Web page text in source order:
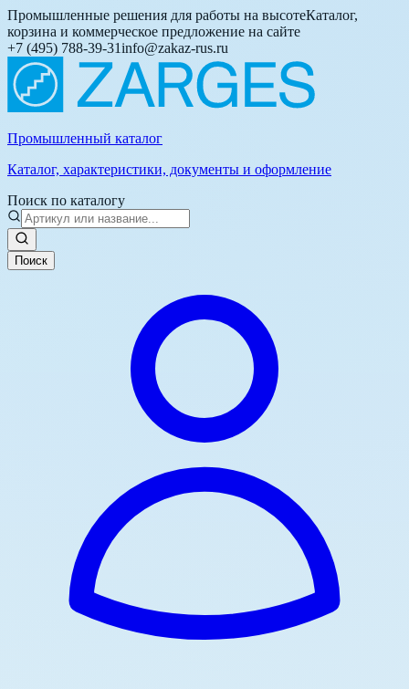
Промышленные решения для работы на высотеКаталог,
корзина и коммерческое предложение на сайте
+7 (495) 788-39-31info@zakaz-rus.ru
Промышленный каталог
Каталог, характеристики, документы и оформление
Поиск по каталогу
Поиск